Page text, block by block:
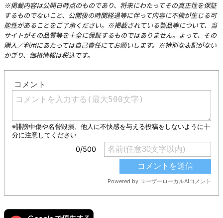
※掲載内容は公開日時点のものであり、将来にわたってその真正性を保証
するものでないこと、公開後の時間経過等に伴って内容に不備が生じる可
能性があることをご了承ください。※掲載されている製品等について、当
サイトがその品質等を十全に保証するものではありません。よって、その
購入／利用にあたっては自己責任にてお願いします。※特別な表記がない
かぎり、価格情報は税込です。